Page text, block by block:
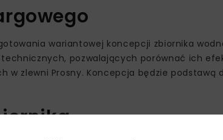
wariantowej koncepcji zbiornika
pozwalających porównać ich
w zlewni Prosny. Koncepcja będzie podstawą